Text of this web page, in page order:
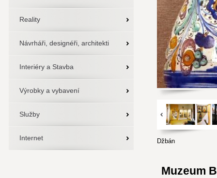
Reality
Návrháři, designéři, architekti
Interiéry a Stavba
Výrobky a vybavení
Služby
Internet Džbán
Muzeum